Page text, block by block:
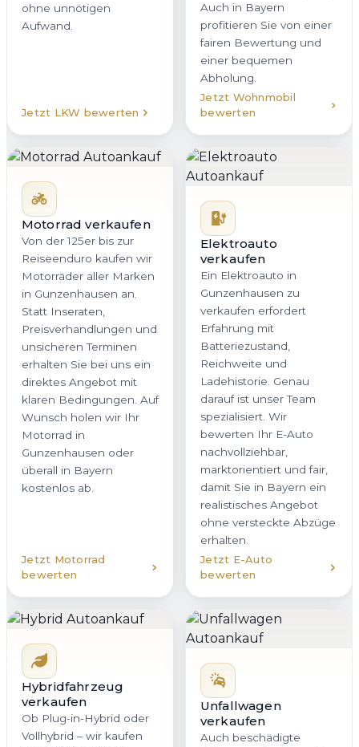
ohne unnötigen
Aufwand.
Jetzt LKW bewerten
Auch in Bayern
profitieren Sie von einer
fairen Bewertung und
einer bequemen
Abholung.
Jetzt Wohnmobil
bewerten
Motorrad verkaufen
Von der 125er bis zur
Reiseenduro kaufen wir
Motorräder aller Marken
in Gunzenhausen an.
Statt Inseraten,
Preisverhandlungen und
unsicheren Terminen
erhalten Sie bei uns ein
direktes Angebot mit
klaren Bedingungen. Auf
Wunsch holen wir Ihr
Motorrad in
Gunzenhausen oder
überall in Bayern
kostenlos ab.
Jetzt Motorrad
bewerten
Elektroauto
verkaufen
Ein Elektroauto in
Gunzenhausen zu
verkaufen erfordert
Erfahrung mit
Batteriezustand,
Reichweite und
Ladehistorie. Genau
darauf ist unser Team
spezialisiert. Wir
bewerten Ihr E-Auto
nachvollziehbar,
marktorientiert und fair,
damit Sie in Bayern ein
realistisches Angebot
ohne versteckte Abzüge
erhalten.
Jetzt E-Auto
bewerten
Hybridfahrzeug
verkaufen
Ob Plug-in-Hybrid oder
Vollhybrid – wir kaufen
Unfallwagen
verkaufen
Auch beschädigte